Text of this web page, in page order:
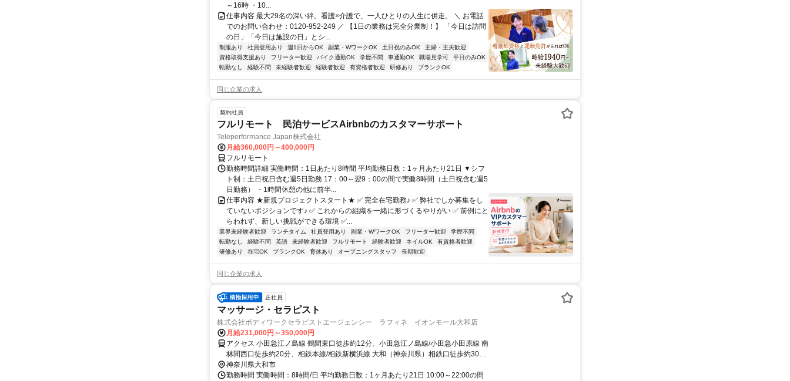
～16時 ・10...
仕事内容 最大29名の深い絆。看護×介護で、一人ひとりの人生に併走。 ＼ お電話
でのお問い合わせ：0120-952-249 ／ 【1日の業務は完全分業制！】 「今日は訪問
の日」「今日は施設の日」とシ...
制服あり 社員登用あり 週1日からOK 副業・WワークOK 土日祝のみOK
主婦・主夫歓迎
資格取得支援あり
フリーター歓迎 バイク通勤OK 学歴不問 車通勤OK 職場見学可
平日のみOK
転勤なし
経験不問 未経験者歓迎 経験者歓迎 有資格者歓迎 研修あり ブランクOK
同じ企業の求人
契約社員
フルリモート 民泊サービスAirbnbのカスタマーサポート
Teleperformance Japan株式会社
月給360,000円～400,000円
フルリモート
勤務時間詳細 実働時間：1日あたり8時間 平均勤務日数：1ヶ月あたり21日 ▼シフ
ト制：土日祝日含む週5日勤務 17：00～翌9：00の間で実働8時間（土日祝含む週5
日勤務） ・1時間休憩の他に前半...
仕事内容 ★新規プロジェクトスタート★ ✅ 完全在宅勤務♪ ✅ 弊社でしか募集をし
ていないポジションです♪ ✅ これからの組織を一緒に形づくるやりがい ✅ 前例にと
らわれず、新しい挑戦ができる環境 ✅...
業界未経験者歓迎 ランチタイム 社員登用あり 副業・WワークOK フリーター歓迎
学歴不問
転勤なし
経験不問 英語 未経験者歓迎 フルリモート 経験者歓迎 ネイルOK
有資格者歓迎
研修あり
在宅OK ブランクOK 育休あり オープニングスタッフ 長期歓迎
同じ企業の求人
正社員
マッサージ・セラピスト
株式会社ボディワークセラピストエージェンシー ラフィネ イオンモール大和店
月給231,000円～350,000円
アクセス 小田急江ノ島線 鶴間東口徒歩約12分、小田急江ノ島線/小田急小田原線 南
林間西口徒歩約20分、相鉄本線/相鉄新横浜線 大和（神奈川県）相鉄口徒歩約30分
最寄駅：鶴間駅
神奈川県大和市
勤務時間 実働時間：8時間/日 平均勤務日数：1ヶ月あたり21日 10:00～22:00の間